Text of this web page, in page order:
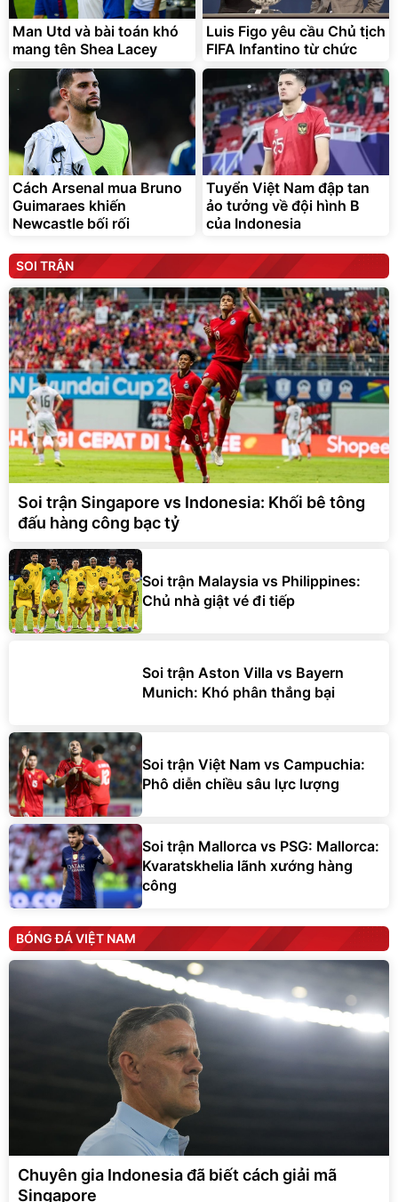
Man Utd và bài toán khó
mang tên Shea Lacey
Luis Figo yêu cầu Chủ tịch
FIFA Infantino từ chức
Cách Arsenal mua Bruno
Guimaraes khiến
Newcastle bối rối
Tuyển Việt Nam đập tan
ảo tưởng về đội hình B
của Indonesia
SOI TRẬN
Soi trận Singapore vs Indonesia: Khối bê tông
đấu hàng công bạc tỷ
Soi trận Malaysia vs Philippines:
Chủ nhà giật vé đi tiếp
Soi trận Aston Villa vs Bayern
Munich: Khó phân thắng bại
Soi trận Việt Nam vs Campuchia:
Phô diễn chiều sâu lực lượng
Soi trận Mallorca vs PSG: Mallorca:
Kvaratskhelia lãnh xướng hàng
công
BÓNG ĐÁ VIỆT NAM
Chuyên gia Indonesia đã biết cách giải mã
Singapore